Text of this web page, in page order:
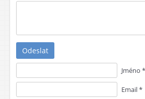
Odeslat
Jméno *
Email *